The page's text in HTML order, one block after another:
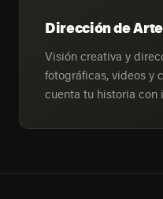
Dirección de Arte
Visión creativa y
fotográficas, videos y
cuenta tu historia con